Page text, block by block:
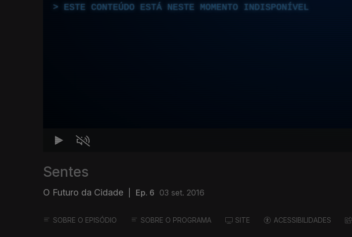
ESTE CONTEÚDO ESTÁ NESTE MOMENTO INDISPONÍVEL
Sentes
O Futuro da Cidade Ep. 6 03 set. 2016
SOBRE O EPISÓDIO SOBRE O PROGRAMA SITE ACESSIBILIDADES